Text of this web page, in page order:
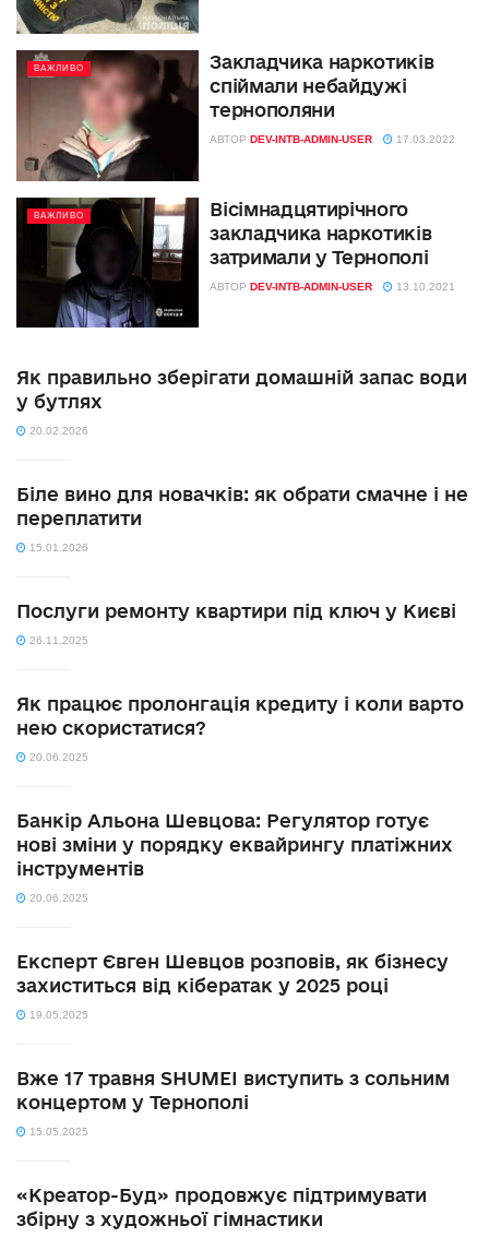
ВАЖЛИВО
Закладчика наркотиків
спіймали небайдужі
тернополяни
АВТОР DEV-INTB-ADMIN-USER 17.03.2022
ВАЖЛИВО
Вісімнадцятирічного
закладчика наркотиків
затримали у Тернополі
АВТОР DEV-INTB-ADMIN-USER 13.10.2021
Як правильно зберігати домашній запас води
у бутлях
20.02.2026
Біле вино для новачків: як обрати смачне і не
переплатити
15.01.2026
Послуги ремонту квартири під ключ у Києві
26.11.2025
Як працює пролонгація кредиту і коли варто
нею скористатися?
20.06.2025
Банкір Альона Шевцова: Регулятор готує
нові зміни у порядку еквайрингу платіжних
інструментів
20.06.2025
Експерт Євген Шевцов розповів, як бізнесу
захиститься від кібератак у 2025 році
19.05.2025
Вже 17 травня SHUMEI виступить з сольним
концертом у Тернополі
15.05.2025
«Креатор-Буд» продовжує підтримувати
збірну з художньої гімнастики